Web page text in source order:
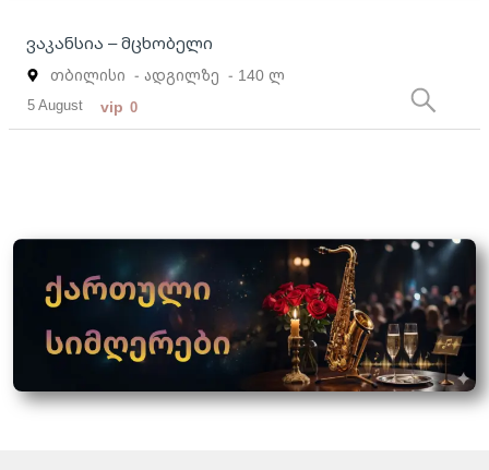
ვაკანსია – მცხობელი
თბილისი - ადგილზე - 140 ლ
5 August vip 0